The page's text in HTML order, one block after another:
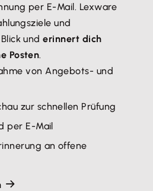
per E-Mail. Lexware
und
underinnert dich
Posten.
von Angebots- und
zur schnellen Prüfung
per E-Mail
an offene